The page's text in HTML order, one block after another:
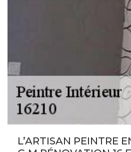
L’ARTISAN PEINTRE